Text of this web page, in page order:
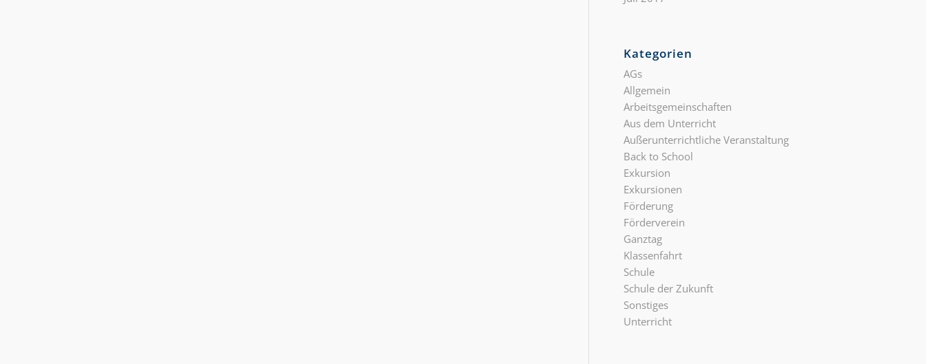
Kategorien
AGs
Allgemein
Arbeitsgemeinschaften
Aus dem Unterricht
Außerunterrichtliche Veranstaltung
Back to School
Exkursion
Exkursionen
Förderung
Förderverein
Ganztag
Klassenfahrt
Schule
Schule der Zukunft
Sonstiges
Unterricht